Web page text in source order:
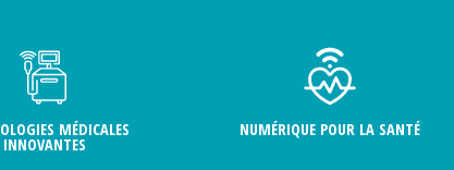
MÉDICALES
INNOVANTES
NUMÉRIQUE POUR LA SANTÉ